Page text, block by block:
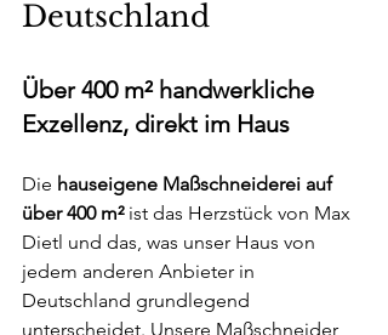
Deutschland
Über 400 m² handwerkliche
Exzellenz, direkt im Haus
Die hauseigene Maßschneiderei auf
über 400 m² ist das Herzstück von Max
Dietl und das, was unser Haus von
jedem anderen Anbieter in
Deutschland grundlegend
unterscheidet. Unsere Maßschneider